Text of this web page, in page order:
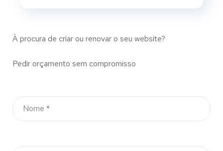
À procura de criar ou renovar o seu website?
Pedir orçamento sem compromisso